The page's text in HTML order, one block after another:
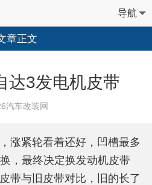
导航
章正文
达3发电机皮带
车改装网
涨紧轮看着还好，凹槽最多
，最终决定换发动机皮带
带与旧皮带对比，旧的长了